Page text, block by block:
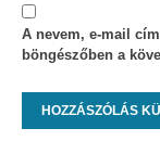
A nevem, e-mail
böngészőben a